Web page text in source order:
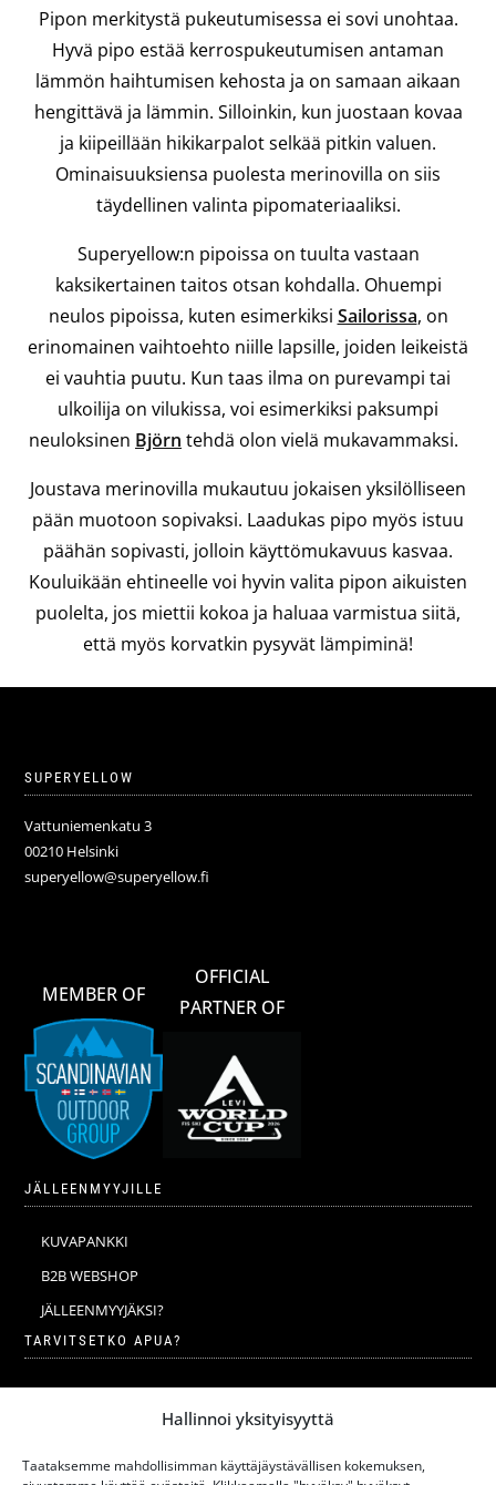
Hallinnoi yksityisyyttä
Taataksemme mahdollisimman käyttäjäystävällisen kokemuksen,
Pipon merkitystä pukeutumisessa ei sovi unohtaa.
Hyvä pipo estää kerrospukeutumisen antaman
lämmön haihtumisen kehosta ja on samaan aikaan
hengittävä ja lämmin. Silloinkin, kun juostaan kovaa
ja kiipeillään hikikarpalot selkää pitkin valuen.
Ominaisuuksiensa puolesta merinovilla on siis
täydellinen valinta pipomateriaaliksi.
Superyellow:n pipoissa on tuulta vastaan
kaksikertainen taitos otsan kohdalla. Ohuempi
neulos pipoissa, kuten esimerkiksi Sailorissa, on
erinomainen vaihtoehto niille lapsille, joiden leikeistä
ei vauhtia puutu. Kun taas ilma on purevampi tai
ulkoilija on vilukissa, voi esimerkiksi paksumpi
neuloksinen Björn tehdä olon vielä mukavammaksi.
Joustava merinovilla mukautuu jokaisen yksilölliseen
pään muotoon sopivaksi. Laadukas pipo myös istuu
päähän sopivasti, jolloin käyttömukavuus kasvaa.
Kouluikään ehtineelle voi hyvin valita pipon aikuisten
puolelta, jos miettii kokoa ja haluaa varmistua siitä,
että myös korvatkin pysyvät lämpiminä!
SUPERYELLOW
Vattuniemenkatu 3
00210 Helsinki
superyellow@superyellow.fi
MEMBER OF
OFFICIAL
PARTNER OF
JÄLLEENMYYJILLE
KUVAPANKKI
B2B WEBSHOP
JÄLLEENMYYJÄKSI?
TARVITSETKO APUA?
VERKKOKAUPAN YLEISET EHDOT
MERINOVILLAN PESU JA HOITO-OHJEET